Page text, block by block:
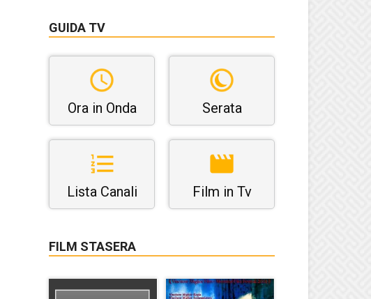
GUIDA TV
Ora in Onda Serata
Lista Canali Film in Tv
FILM STASERA